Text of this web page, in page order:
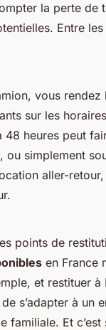
la perte de
Entre
vous rendez
sur les
heures peut
simplement
aller-
points de
en France
et restituer à
s’adapter à un
familiale. Et